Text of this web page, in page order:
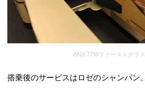
ANA 77Wファーストクラス
搭乗後のサービスはロゼのシャンパン。